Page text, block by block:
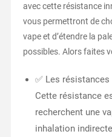
avec cette résistance
vous permettront de
vape et d’étendre la
possibles. Alors faites
✅ Les résistances
Cette résistance
recherchent une
inhalation